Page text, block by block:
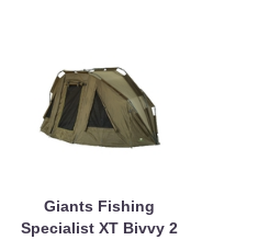
Giants Fishing
Specialist XT Bivvy 2